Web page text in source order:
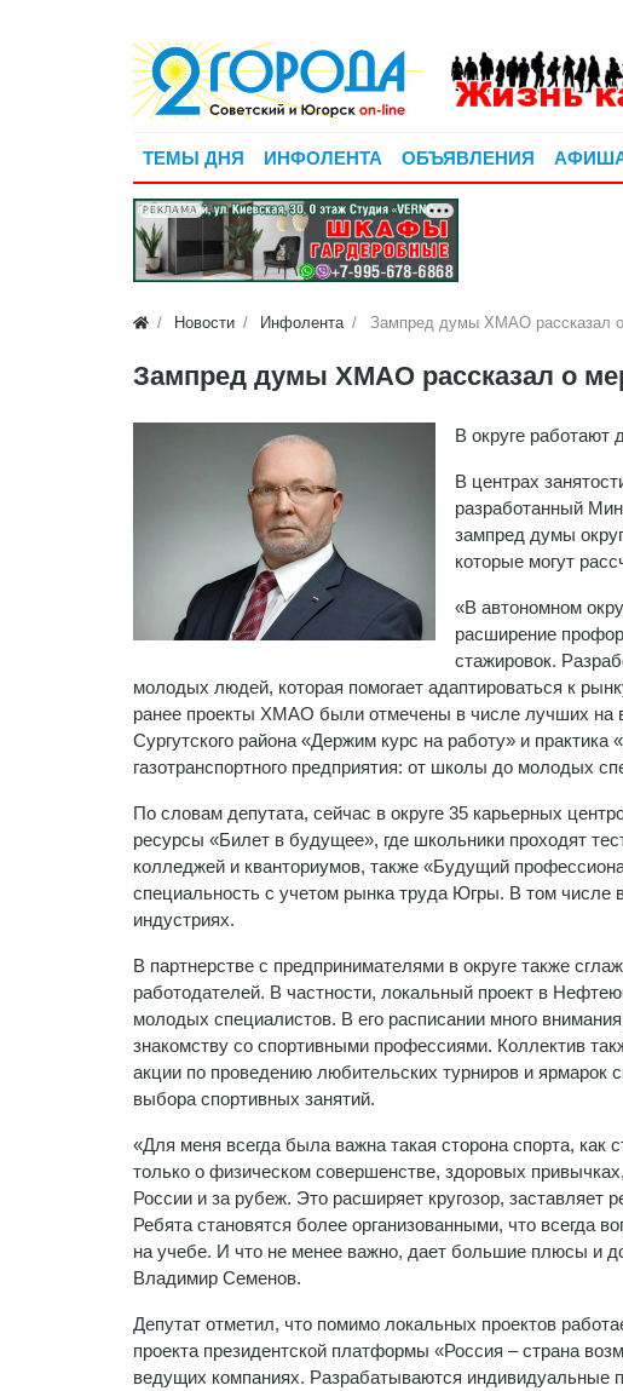
ТЕМЫ ДНЯ ИНФОЛЕНТА ОБЪЯВЛЕНИЯ
РЕКЛАМА
Новости Инфолента Зампред думы ХМАО рассказал
Зампред думы ХМАО рассказал о
В округе работают
В центрах
разработанный
зампред думы
которые могут
«В автономном
расширение
стажировок.
молодых людей, которая помогает адаптироваться к
ранее проекты ХМАО были отмечены в числе лучших на
Сургутского района «Держим курс на работу» и
газотранспортного предприятия: от школы до молодых
По словам депутата, сейчас в округе 35 карьерных
ресурсы «Билет в будущее», где школьники проходят
колледжей и кванториумов, также «Будущий
специальность с учетом рынка труда Югры. В том числе
индустриях.
В партнерстве с предпринимателями в округе также
работодателей. В частности, локальный проект в
молодых специалистов. В его расписании много
знакомству со спортивными профессиями. Коллектив
акции по проведению любительских турниров и ярмарок
выбора спортивных занятий.
«Для меня всегда была важна такая сторона спорта,
только о физическом совершенстве, здоровых
России и за рубеж. Это расширяет кругозор, заставляет
Ребята становятся более организованными, что всегда
на учебе. И что не менее важно, дает большие плюсы и
Владимир Семенов.
Депутат отметил, что помимо локальных проектов
проекта президентской платформы «Россия – страна
ведущих компаниях. Разрабатываются индивидуальные